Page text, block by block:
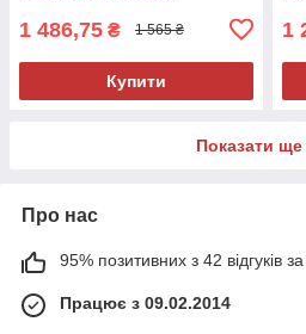
1 486,75 ₴ 1 565 ₴
Купити
1
Показати ще
Про нас
95% позитивних з 42 відгуків за
Працює з 09.02.2014